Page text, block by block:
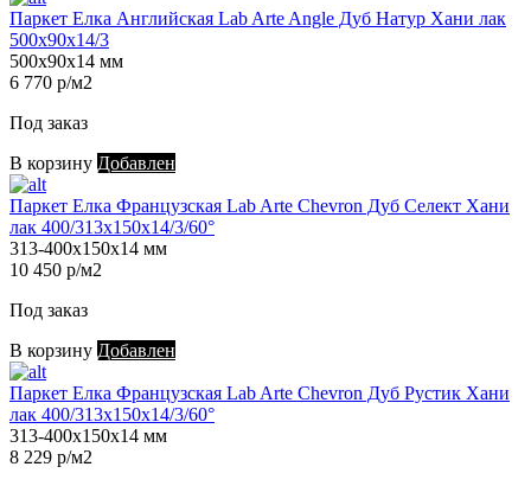
Паркет Елка Английская Lab Arte Angle Дуб Натур Хани лак
500х90х14/3
500х90х14 мм
6 770 р/м2
Под заказ
В корзину Добавлен
Паркет Елка Французская Lab Arte Chevron Дуб Селект Хани
лак 400/313х150х14/3/60°
313-400х150х14 мм
10 450 р/м2
Под заказ
В корзину Добавлен
Паркет Елка Французская Lab Arte Chevron Дуб Рустик Хани
лак 400/313х150х14/3/60°
313-400х150х14 мм
8 229 р/м2